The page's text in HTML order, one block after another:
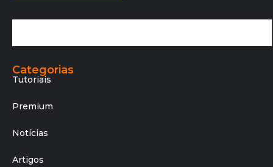
Categorias
Tutoriais
Premium
Notícias
Artigos